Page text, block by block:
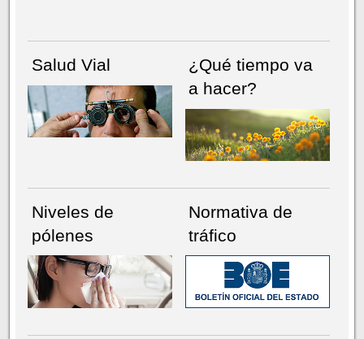
Salud Vial
¿Qué tiempo va
a hacer?
Niveles de
pólenes
Normativa de
tráfico